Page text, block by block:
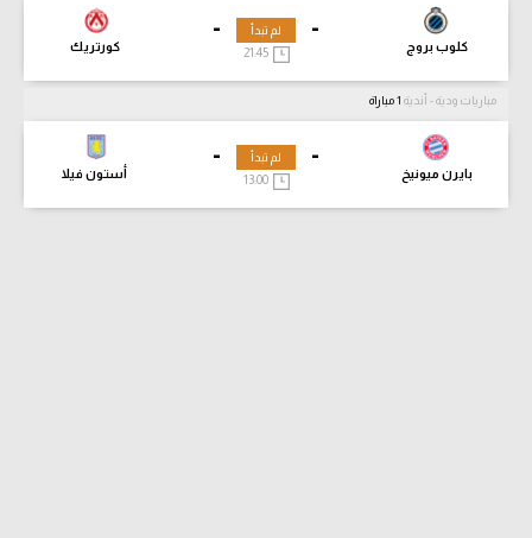
-
كلوب بروج
-
كورتريك
لم تبدأ
21:45
مباريات ودية - أندية
-
بايرن ميونيخ
-
أستون فيلا
لم تبدأ
13:00